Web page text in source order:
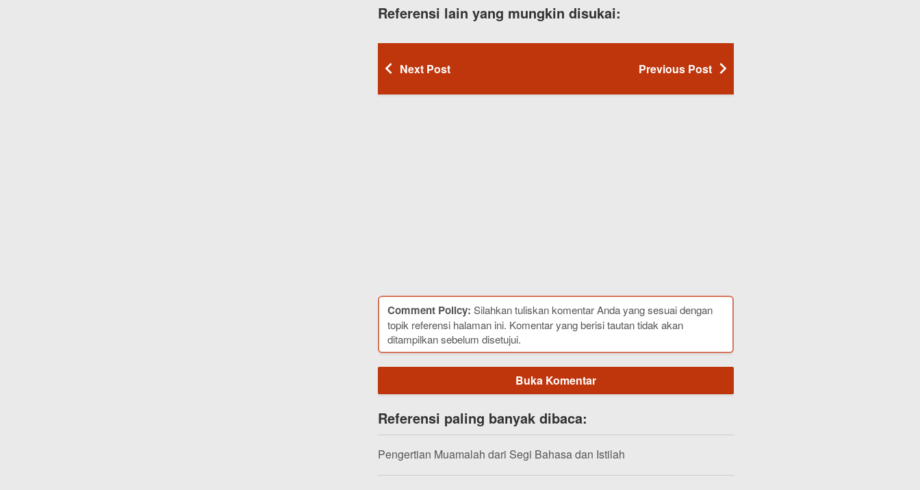
Referensi lain yang mungkin disukai:
Next Post Previous Post
Comment Policy: Silahkan tuliskan komentar Anda yang sesuai dengan
topik referensi halaman ini. Komentar yang berisi tautan tidak akan
ditampilkan sebelum disetujui.
Buka Komentar
Referensi paling banyak dibaca:
Pengertian Muamalah dari Segi Bahasa dan Istilah